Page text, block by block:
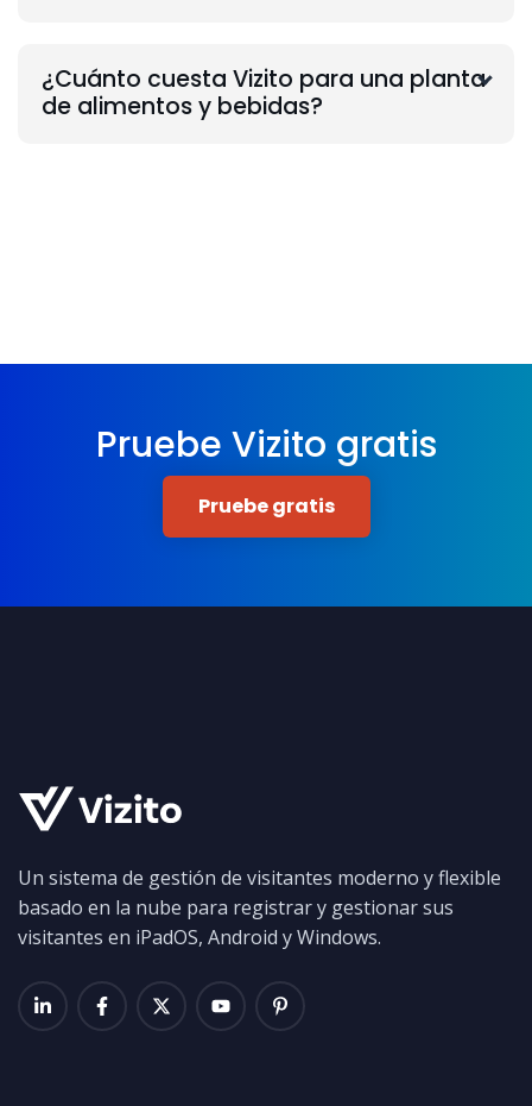
¿Cuánto cuesta Vizito para una planta
de alimentos y bebidas?
Pruebe Vizito gratis
Pruebe gratis
Un sistema de gestión de visitantes moderno y flexible
basado en la nube para registrar y gestionar sus
visitantes en iPadOS, Android y Windows.